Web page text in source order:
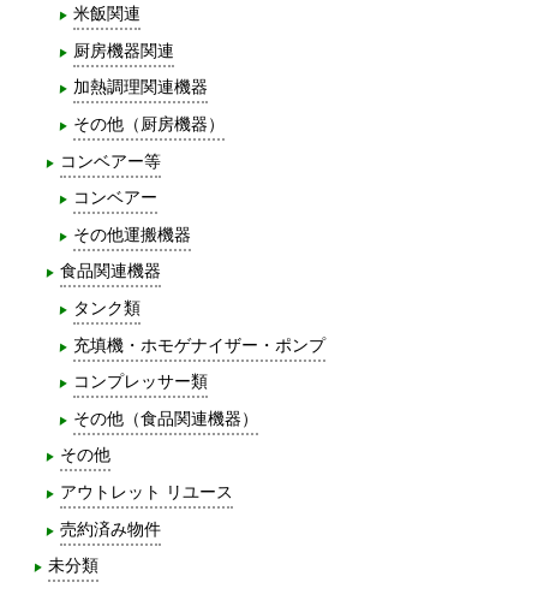
米飯関連
厨房機器関連
加熱調理関連機器
その他（厨房機器）
コンベアー等
コンベアー
その他運搬機器
食品関連機器
タンク類
充填機・ホモゲナイザー・ポンプ
コンプレッサー類
その他（食品関連機器）
その他
アウトレット リユース
売約済み物件
未分類